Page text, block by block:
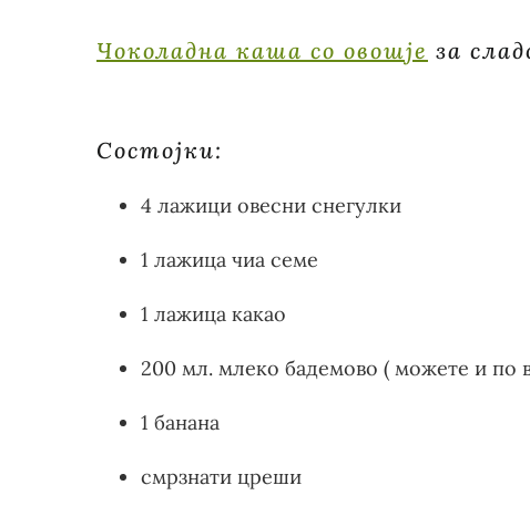
Чоколадна каша со овошје за
Состојки:
4 лажици овесни снегулки
1 лажица чиа семе
1 лажица какао
200 мл. млеко бадемово ( можете и по
1 банана
смрзнати цреши